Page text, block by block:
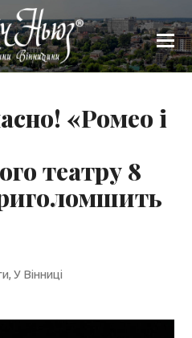
«Ромео і
театру 8
,У Вінниці